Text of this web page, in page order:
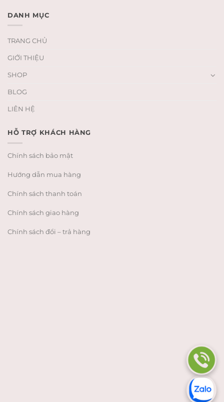
DANH MỤC
TRANG CHỦ
GIỚI THIỆU
SHOP
BLOG
LIÊN HỆ
HỖ TRỢ KHÁCH HÀNG
Chính sách bảo mật
Hướng dẫn mua hàng
Chính sách thanh toán
Chính sách giao hàng
Chính sách đổi – trả hàng